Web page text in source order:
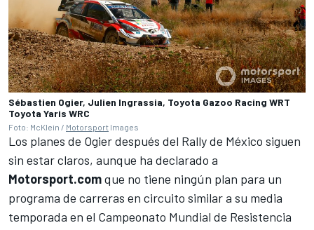
Sébastien Ogier, Julien Ingrassia, Toyota Gazoo Racing WRT
Toyota Yaris WRC
Foto: McKlein / Motorsport Images
Los planes de Ogier después del Rally de México siguen
sin estar claros, aunque ha declarado a
Motorsport.comque no tiene ningún plan para un
programa de carreras en circuito similar a su media
temporada en el Campeonato Mundial de Resistencia